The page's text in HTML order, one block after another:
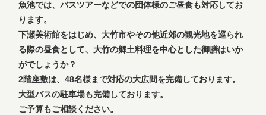
魚池では、バスツアーなどでの団体様のご昼食も対応してお
ります。
下瀬美術館をはじめ、大竹市やその他近郊の観光地を巡られ
る際の昼食として、大竹の郷土料理を中心とした御膳はいか
がでしょうか？
2階座敷は、48名様まで対応の大広間を完備しております。
大型バスの駐車場も完備しております。
ご予算もご相談ください。